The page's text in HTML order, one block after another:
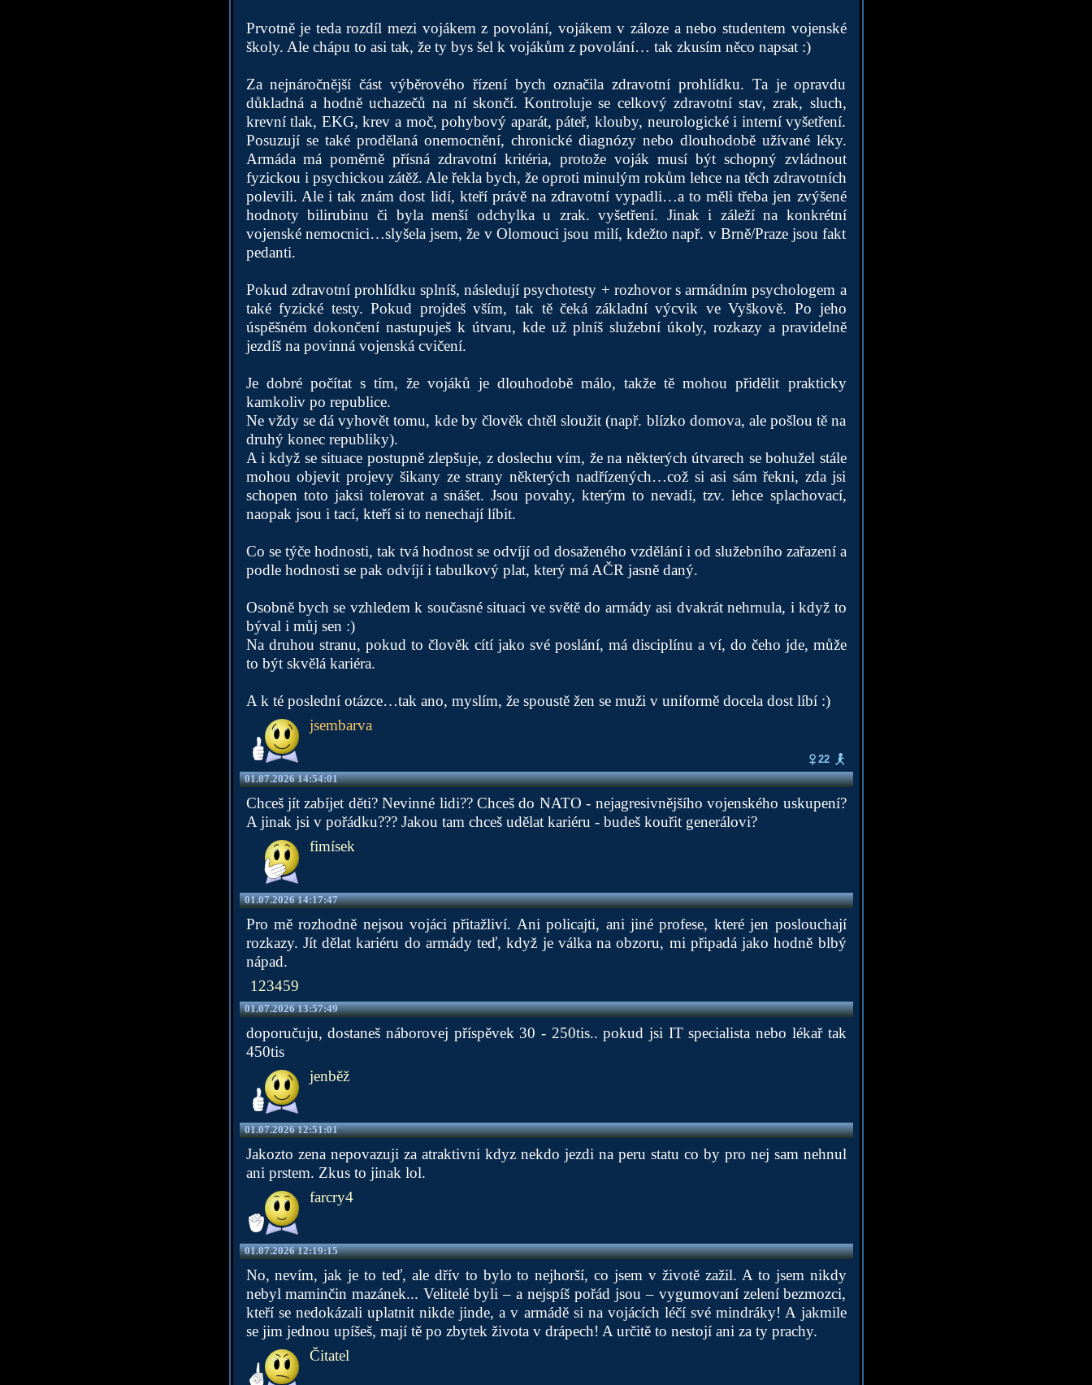
Prvotně je teda rozdíl mezi vojákem z povolání, vojákem v záloze a nebo studentem vojenské
školy. Ale chápu to asi tak, že ty bys šel k vojákům z povolání… tak zkusím něco napsat :)
Za nejnáročnější část výběrového řízení bych označila zdravotní prohlídku. Ta je opravdu
důkladná a hodně uchazečů na ní skončí. Kontroluje se celkový zdravotní stav, zrak, sluch,
krevní tlak, EKG, krev a moč, pohybový aparát, páteř, klouby, neurologické i interní vyšetření.
Posuzují se také prodělaná onemocnění, chronické diagnózy nebo dlouhodobě užívané léky.
Armáda má poměrně přísná zdravotní kritéria, protože voják musí být schopný zvládnout
fyzickou i psychickou zátěž. Ale řekla bych, že oproti minulým rokům lehce na těch zdravotních
polevili. Ale i tak znám dost lidí, kteří právě na zdravotní vypadli…a to měli třeba jen zvýšené
hodnoty bilirubinu či byla menší odchylka u zrak. vyšetření. Jinak i záleží na konkrétní
vojenské nemocnici…slyšela jsem, že v Olomouci jsou milí, kdežto např. v Brně/Praze jsou fakt
pedanti.
Pokud zdravotní prohlídku splníš, následují psychotesty + rozhovor s armádním psychologem a
také fyzické testy. Pokud projdeš vším, tak tě čeká základní výcvik ve Vyškově. Po jeho
úspěšném dokončení nastupuješ k útvaru, kde už plníš služební úkoly, rozkazy a pravidelně
jezdíš na povinná vojenská cvičení.
Je dobré počítat s tím, že vojáků je dlouhodobě málo, takže tě mohou přidělit prakticky
kamkoliv po republice.
Ne vždy se dá vyhovět tomu, kde by člověk chtěl sloužit (např. blízko domova, ale pošlou tě na
druhý konec republiky).
A i když se situace postupně zlepšuje, z doslechu vím, že na některých útvarech se bohužel stále
mohou objevit projevy šikany ze strany některých nadřízených…což si asi sám řekni, zda jsi
schopen toto jaksi tolerovat a snášet. Jsou povahy, kterým to nevadí, tzv. lehce splachovací,
naopak jsou i tací, kteří si to nenechají líbit.
Co se týče hodnosti, tak tvá hodnost se odvíjí od dosaženého vzdělání i od služebního zařazení a
podle hodnosti se pak odvíjí i tabulkový plat, který má AČR jasně daný.
Osobně bych se vzhledem k současné situaci ve světě do armády asi dvakrát nehrnula, i když to
býval i můj sen :)
Na druhou stranu, pokud to člověk cítí jako své poslání, má disciplínu a ví, do čeho jde, může
to být skvělá kariéra.
A k té poslední otázce…tak ano, myslím, že spoustě žen se muži v uniformě docela dost líbí :)
jsembarva
22
01.07.2026 14:54:01
Chceš jít zabíjet děti? Nevinné lidi?? Chceš do NATO - nejagresivnějšího vojenského uskupení?
A jinak jsi v pořádku??? Jakou tam chceš udělat kariéru - budeš kouřit generálovi?
fimísek
01.07.2026 14:17:47
Pro mě rozhodně nejsou vojáci přitažliví. Ani policajti, ani jiné profese, které jen poslouchají
rozkazy. Jít dělat kariéru do armády teď, když je válka na obzoru, mi připadá jako hodně blbý
nápad.
123459
01.07.2026 13:57:49
doporučuju, dostaneš náborovej příspěvek 30 - 250tis.. pokud jsi IT specialista nebo lékař tak
450tis
jenběž
01.07.2026 12:51:01
Jakozto zena nepovazuji za atraktivni kdyz nekdo jezdi na peru statu co by pro nej sam nehnul
ani prstem. Zkus to jinak lol.
farcry4
01.07.2026 12:19:15
No, nevím, jak je to teď, ale dřív to bylo to nejhorší, co jsem v životě zažil. A to jsem nikdy
nebyl maminčin mazánek... Velitelé byli – a nejspíš pořád jsou – vygumovaní zelení bezmozci,
kteří se nedokázali uplatnit nikde jinde, a v armádě si na vojácích léčí své mindráky! A jakmile
se jim jednou upíšeš, mají tě po zbytek života v drápech! A určitě to nestojí ani za ty prachy.
Čitatel